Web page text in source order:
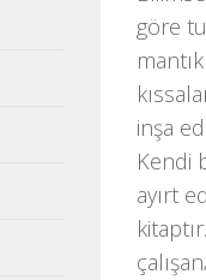
göre
inşa
Kendi
ayırt